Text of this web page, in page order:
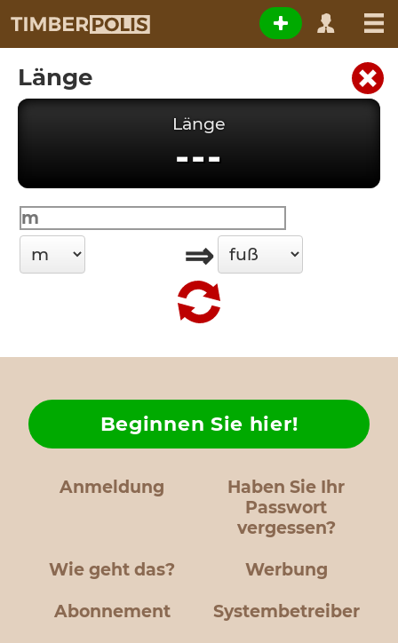
Länge
Länge
---
⇒
Anmeldung
Haben Sie Ihr
Passwort
vergessen?
Wie geht das?
Beginnen Sie hier!
Werbung
Abonnement Systembetreiber